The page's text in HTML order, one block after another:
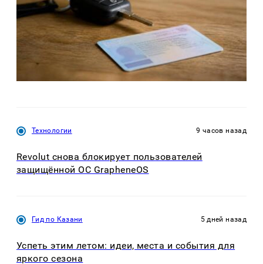
Технологии 9 часов назад
Revolut снова блокирует пользователей
защищённой ОС GrapheneOS
Гид по Казани 5 дней назад
Успеть этим летом: идеи, места и события для
яркого сезона